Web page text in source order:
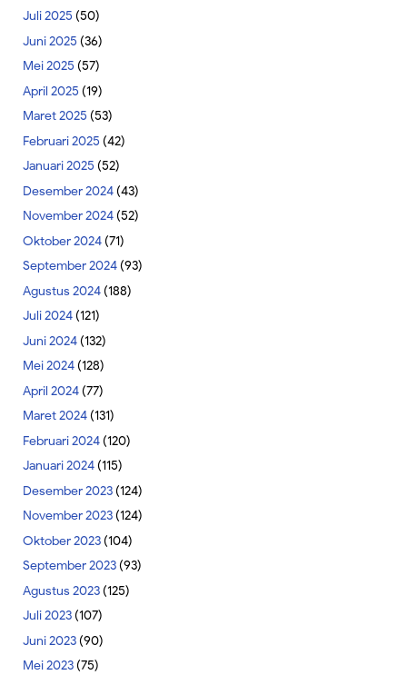
Juli 2025 (50)
Juni 2025 (36)
Mei 2025 (57)
April 2025 (19)
Maret 2025 (53)
Februari 2025 (42)
Januari 2025 (52)
Desember 2024(43)
November 2024(52)
Oktober 2024(71)
September 2024(93)
Agustus 2024(188)
Juli 2024(121)
Juni 2024(132)
Mei 2024(128)
April 2024(77)
Maret 2024(131)
Februari 2024(120)
Januari 2024(115)
Desember 2023(124)
November 2023(124)
Oktober 2023(104)
September 2023(93)
Agustus 2023(125)
Juli 2023(107)
Juni 2023(90)
Mei 2023(75)